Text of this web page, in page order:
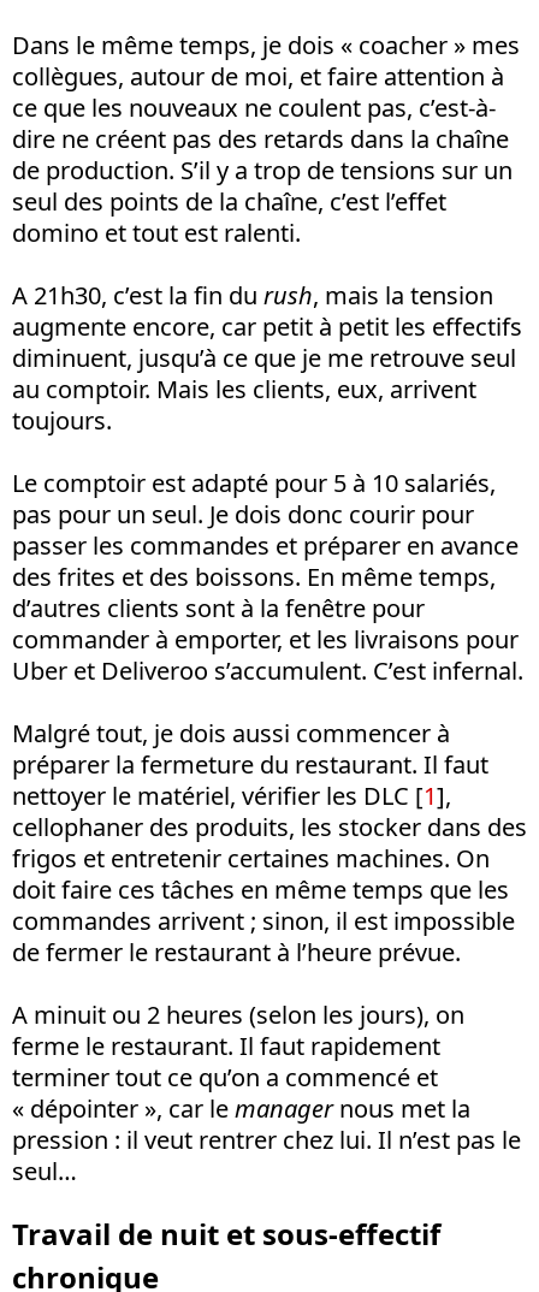
Dans le même temps, je dois « coacher » mes
collègues, autour de moi, et faire attention à
ce que les nouveaux ne coulent pas, c’est-à-
dire ne créent pas des retards dans la chaîne
de production. S’il y a trop de tensions sur un
seul des points de la chaîne, c’est l’effet
domino et tout est ralenti.
A 21h30, c’est la fin du rush, mais la tension
augmente encore, car petit à petit les effectifs
diminuent, jusqu’à ce que je me retrouve seul
au comptoir. Mais les clients, eux, arrivent
toujours.
Le comptoir est adapté pour 5 à 10 salariés,
pas pour un seul. Je dois donc courir pour
passer les commandes et préparer en avance
des frites et des boissons. En même temps,
d’autres clients sont à la fenêtre pour
commander à emporter, et les livraisons pour
Uber et Deliveroo s’accumulent. C’est infernal.
Malgré tout, je dois aussi commencer à
préparer la fermeture du restaurant. Il faut
nettoyer le matériel, vérifier les DLC [1],
cellophaner des produits, les stocker dans des
frigos et entretenir certaines machines. On
doit faire ces tâches en même temps que les
commandes arrivent ; sinon, il est impossible
de fermer le restaurant à l’heure prévue.
A minuit ou 2 heures (selon les jours), on
ferme le restaurant. Il faut rapidement
terminer tout ce qu’on a commencé et
« dépointer », car lemanagernous met la
pression : il veut rentrer chez lui. Il n’est pas le
seul…
Travail de nuit et sous-effectif
chronique